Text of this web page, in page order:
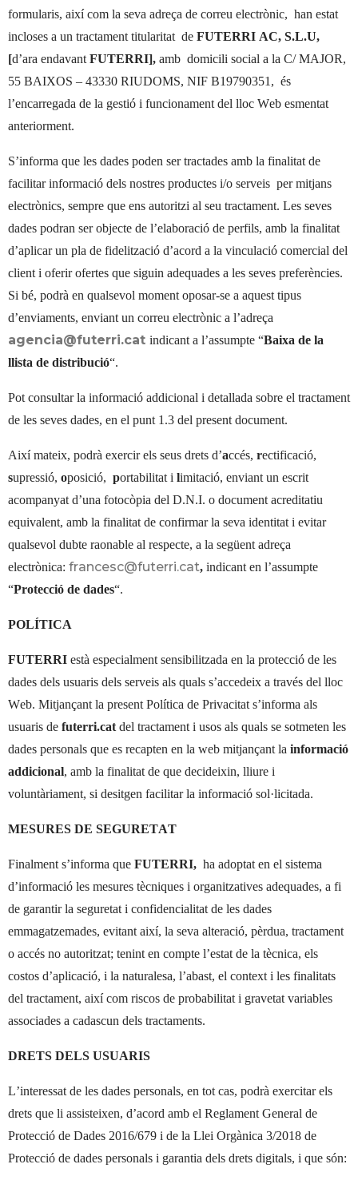
formularis, així com la seva adreça de correu electrònic, han estat
incloses a un tractament titularitat de FUTERRI AC, S.L.U,
[d’ara endavant FUTERRI], amb domicili social a la C/ MAJOR,
55 BAIXOS – 43330 RIUDOMS, NIF B19790351, és
l’encarregada de la gestió i funcionament del lloc Web esmentat
anteriorment.
S’informa que les dades poden ser tractades amb la finalitat de
facilitar informació dels nostres productes i/o serveis per mitjans
electrònics, sempre que ens autoritzi al seu tractament. Les seves
dades podran ser objecte de l’elaboració de perfils, amb la finalitat
d’aplicar un pla de fidelització d’acord a la vinculació comercial del
client i oferir ofertes que siguin adequades a les seves preferències.
Si bé, podrà en qualsevol moment oposar-se a aquest tipus
d’enviaments, enviant un correu electrònic a l’adreça
agencia@futerri.cat indicant a l’assumpte “Baixa de la
llista de distribució“.
Pot consultar la informació addicional i detallada sobre el tractament
de les seves dades, en el punt 1.3 del present document.
Així mateix, podrà exercir els seus drets d’accés, rectificació,
supressió, oposició, portabilitat i limitació, enviant un escrit
acompanyat d’una fotocòpia del D.N.I. o document acreditatiu
equivalent, amb la finalitat de confirmar la seva identitat i evitar
qualsevol dubte raonable al respecte, a la següent adreça
electrònica: francesc@futerri.cat, indicant en l’assumpte
“Protecció de dades“.
POLÍTICA
FUTERRI està especialment sensibilitzada en la protecció de les
dades dels usuaris dels serveis als quals s’accedeix a través del lloc
Web. Mitjançant la present Política de Privacitat s’informa als
usuaris de futerri.cat del tractament i usos als quals se sotmeten les
dades personals que es recapten en la web mitjançant la informació
addicional, amb la finalitat de que decideixin, lliure i
voluntàriament, si desitgen facilitar la informació sol·licitada.
MESURES DE SEGURETAT
Finalment s’informa que FUTERRI, ha adoptat en el sistema
d’informació les mesures tècniques i organitzatives adequades, a fi
de garantir la seguretat i confidencialitat de les dades
emmagatzemades, evitant així, la seva alteració, pèrdua, tractament
o accés no autoritzat; tenint en compte l’estat de la tècnica, els
costos d’aplicació, i la naturalesa, l’abast, el context i les finalitats
del tractament, així com riscos de probabilitat i gravetat variables
associades a cadascun dels tractaments.
DRETS DELS USUARIS
L’interessat de les dades personals, en tot cas, podrà exercitar els
drets que li assisteixen, d’acord amb el Reglament General de
Protecció de Dades 2016/679 i de la Llei Orgànica 3/2018 de
Protecció de dades personals i garantia dels drets digitals, i que són: